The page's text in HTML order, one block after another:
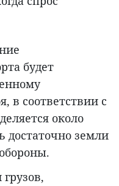
будет
в соответствии с
около
достаточно земли